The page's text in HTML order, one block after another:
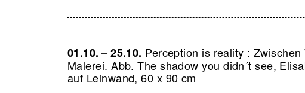
01.10. – 25.10. Perception is reality :
Malerei.Abb. The shadow you didn´t see,
auf Leinwand, 60 x 90 cm